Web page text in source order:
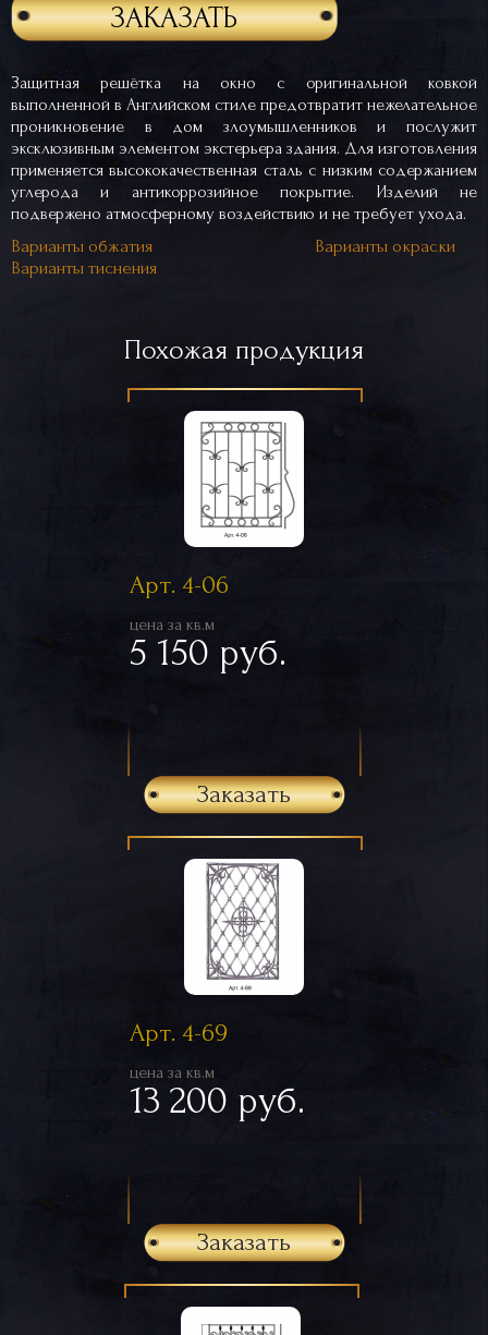
ЗАКАЗАТЬ
Защитная решётка на окно с оригинальной ковкой
выполненной в Английском стиле предотвратит нежелательное
проникновение в дом злоумышленников и послужит
эксклюзивным элементом экстерьера здания. Для изготовления
применяется высококачественная сталь с низким содержанием
углерода и антикоррозийное покрытие. Изделий не
подвержено атмосферному воздействию и не требует ухода.
Варианты обжатия
Варианты окраски
Варианты тиснения
Похожая продукция
Арт. 4-06
цена за кв.м
5 150 руб.
Заказать
Арт. 4-69
цена за кв.м
13 200 руб.
Заказать